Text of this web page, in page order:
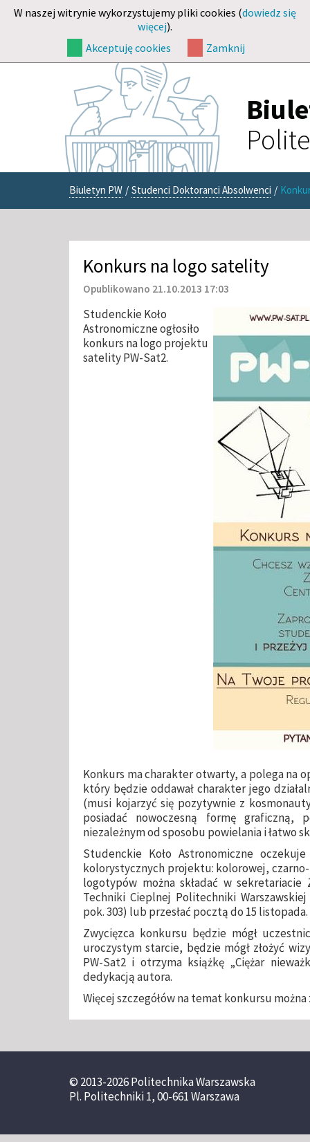
W naszej witrynie wykorzystujemy pliki cookies (dowiedz się
więcej).
Akceptuję cookies
Zamknij
Biuletyn PW / Studenci Doktoranci Absolwenci /
Konkurs na logo satelity
Opublikowano 21.10.2013 17:03
Studenckie Koło
Astronomiczne ogłosiło
konkurs na logo projektu
satelity PW-Sat2.
Konkurs ma charakter otwarty, a polega
który będzie oddawał charakter jego
(musi kojarzyć się pozytywnie z
posiadać nowoczesną formę graficzną,
niezależnym od sposobu powielania i łatwo
Studenckie Koło Astronomiczne
kolorystycznych projektu: kolorowej,
logotypów można składać w
Techniki Cieplnej Politechniki
pok. 303) lub przesłać pocztą do 15 listopada.
Zwycięzca konkursu będzie mógł
uroczystym starcie, będzie mógł złożyć
PW-Sat2 i otrzyma książkę „Ciężar
dedykacją autora.
Więcej szczegółów na temat konkursu
© 2013-2026 Politechnika Warszawska
Pl. Politechniki 1, 00-661 Warszawa